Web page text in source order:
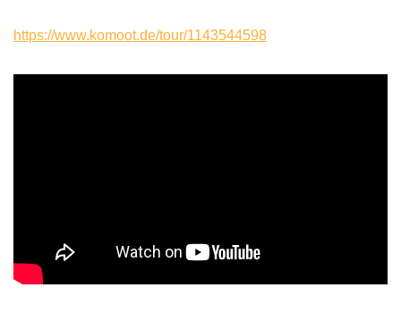
https://www.komoot.de/tour/1143544598